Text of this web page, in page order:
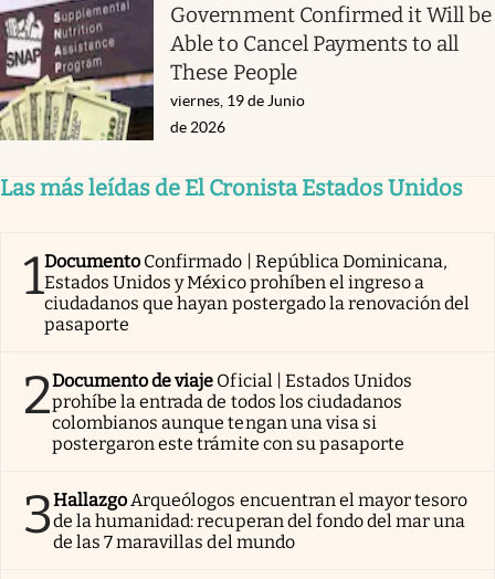
Government Confirmed it Will be
Able to Cancel Payments to all
These People
viernes, 19 de Junio
de 2026
Las más leídas de El Cronista Estados Unidos
1Documento Confirmado | República Dominicana,
Estados Unidos y México prohíben el ingreso a
ciudadanos que hayan postergado la renovación del
pasaporte
2Documento de viaje Oficial | Estados Unidos
prohíbe la entrada de todos los ciudadanos
colombianos aunque tengan una visa si
postergaron este trámite con su pasaporte
3HallazgoArqueólogos encuentran el mayor tesoro
de la humanidad: recuperan del fondo del mar una
de las 7 maravillas del mundo